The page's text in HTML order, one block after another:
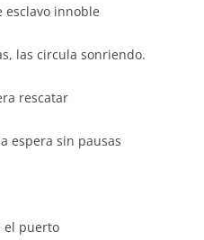
esclavo innoble
las circula sonriendo.
rescatar
espera sin pausas
el puerto